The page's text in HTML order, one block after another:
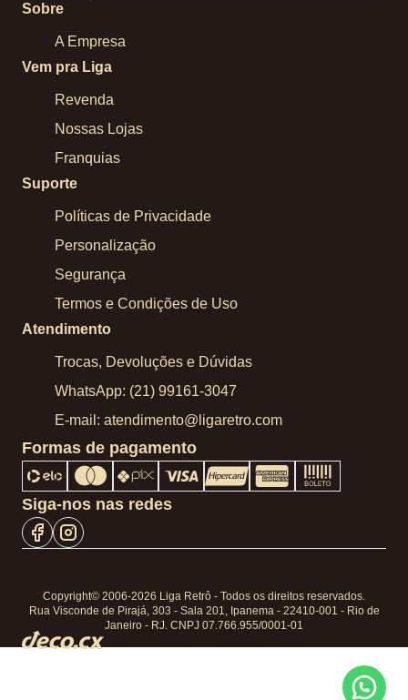
Sobre
A Empresa
Vem pra Liga
Revenda
Nossas Lojas
Franquias
Suporte
Políticas de Privacidade
Personalização
Segurança
Termos e Condições de Uso
Atendimento
Trocas, Devoluções e Dúvidas
WhatsApp: (21) 99161-3047
E-mail: atendimento@ligaretro.com
Formas de pagamento
Siga-nos nas redes
Copyright© 2006-2026 Liga Retrô - Todos os direitos reservados.
Rua Visconde de Pirajá, 303 - Sala 201, Ipanema - 22410-001 - Rio de
Janeiro - RJ. CNPJ 07.766.955/0001-01